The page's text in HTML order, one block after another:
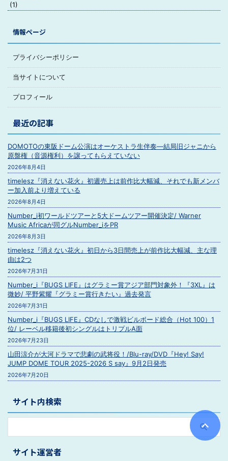
(1)
情報ページ
プライバシーポリシー
当サイトについて
プロフィール
最近の記事
DOMOTOの東阪ドーム公演はオーケストラ生伴奏―結局旧ジャニから
原盤権（音源権利）を譲ってもらえていない
2026年8月4日
timelesz『消えない花火』初週売上は前作比大幅減、それでも新メンバ
ー加入前より増えている
2026年8月4日
Number_i初ワールドツアーと5大ドームツアー開催決定/ Warner
Music Africaが同グルNumber_iをPR
2026年8月3日
timelesz『消えない花火』初日から3日間売上が前作比大幅減、主な理
由は2つ
2026年7月31日
Number_i『BUGS LIFE』はグラミー賞アジア部門対象外！『3XL』は
微妙/ 平野紫耀『グラミー賞行きたい』過去発言
2026年7月31日
Number_i『BUGS LIFE』CDなしで激戦ビルボード総合（Hot 100）1
位/ レーベル移籍後初シングルはトリプルA面
2026年7月23日
山田涼介が大河ドラマで悲劇の武将役！/Blu-ray/DVD『Hey! Say!
JUMP DOME TOUR 2025-2026 S say』9月2日発売
2026年7月20日
サイト内検索
サイト運営者